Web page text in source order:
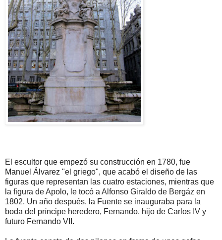
El escultor que empezó su construcción en 1780, fue
Manuel Álvarez "el griego", que acabó el diseño de las
figuras que representan las cuatro estaciones, mientras que
la figura de Apolo, le tocó a Alfonso Giraldo de Bergáz en
1802. Un año después, la Fuente se inauguraba para la
boda del príncipe heredero, Fernando, hijo de Carlos IV y
futuro Fernando VII.